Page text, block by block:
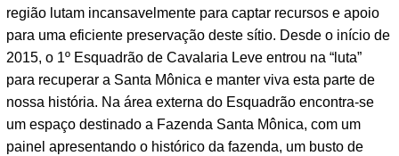
região lutam incansavelmente para captar recursos e apoio
para uma eficiente preservação deste sítio. Desde o início de
2015, o 1º Esquadrão de Cavalaria Leve entrou na “luta”
para recuperar a Santa Mônica e manter viva esta parte de
nossa história. Na área externa do Esquadrão encontra-se
um espaço destinado a Fazenda Santa Mônica, com um
painel apresentando o histórico da fazenda, um busto de